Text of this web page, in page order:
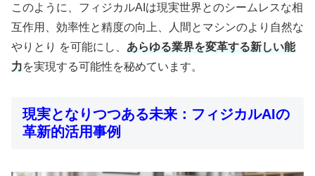
このように、フィジカルAIは現実世界とのシームレスな相
互作用、効率性と精度の向上、人間とマシンのより自然な
やりとり を可能にし、 あらゆる業界を変革する新しい能
力を実現する可能性を秘めています。
現実となりつつある未来：フィジカルAIの
革新的活用事例